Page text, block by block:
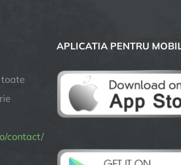
contact/
APLICATIA PENTRU